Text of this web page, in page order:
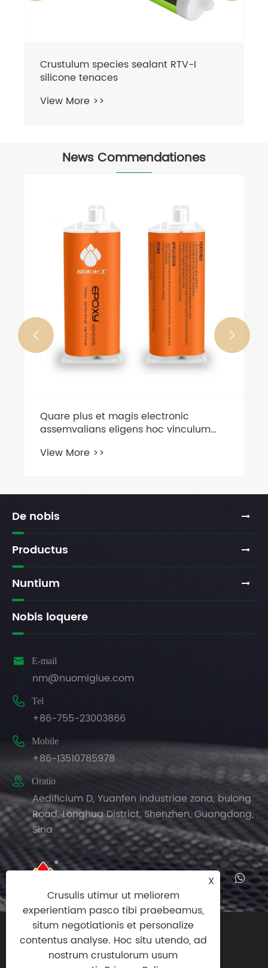
News Commendationes
Instructiones pro usura gluten
View More >>
 
De nobis
Productus
Nuntium
Nobis loquere
 E-mail
nm@nuomiglue.com
 Tel
+86-755-23003866
 Mobile
+86-13510785978
 Oratio
Aedificium D, Yuanfen industriae zona, bulong
Road, Longhua District, Shenzhen, Guangdong,
Sina
Copyright © MMXXV Nuomi Chemical
(Shenzhen) Co., Ltd All Rights Reserved.
X
Crusulis utimur ut meliorem
experientiam pasco tibi praebeamus,
situm negotiationis et personalize
contentus analyse. Hoc situ utendo, ad
nostrum crustulorum usum